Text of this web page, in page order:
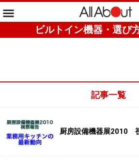
ビルトイン機器・選び
記事一覧
厨房設備機器展2010